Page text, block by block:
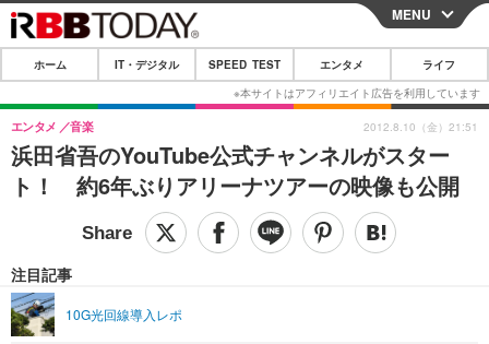
CLOSE
ホーム
IT・デジタル
IT・デジタルTOP スマートフォン
ショッピング その他
SPEED TEST
エンタメTOP 映画・ドラマ
ライフTOP
リリース一覧
MENU
ホーム IT・デジタル SPEED TEST エンタメ ライフ
浜田省吾のYouTube公式チャンネルがスター
ト！ 約6年ぶりアリーナツアーの映像も公開
エンタメ 音楽
注目記事
10G光回線導入レポ
2012.8.10（金）21:51